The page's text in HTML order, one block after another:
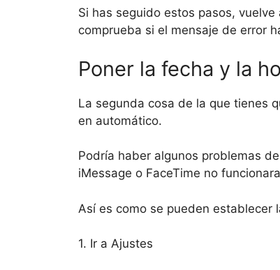
Si has seguido estos pasos,
comprueba si el mensaje de error
Poner la fecha y la
La segunda cosa de la que tienes
en automático.
Podría haber algunos problemas
iMessage o FaceTime no
Así es como se pueden establecer
1. Ir a Ajustes